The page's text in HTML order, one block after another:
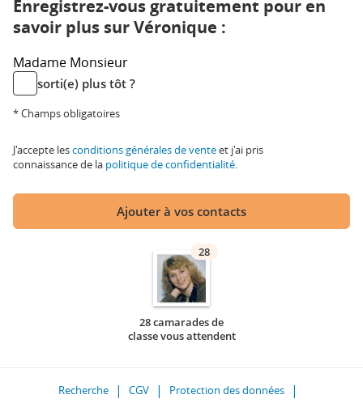
Enregistrez-vous gratuitement pour en
savoir plus sur Véronique :
Madame Monsieur
sorti(e) plus tôt ?
* Champs obligatoires
J'accepte lesconditions générales de venteet j'ai pris
connaissance de la politique de confidentialité.
Ajouter à vos contacts
28
28 camarades de
classe vous attendent
Recherche CGV
Protection des données